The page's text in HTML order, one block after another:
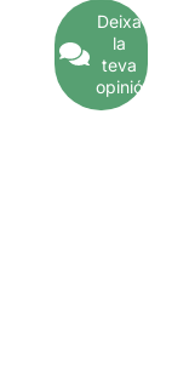
Deixa
la
teva
opinió